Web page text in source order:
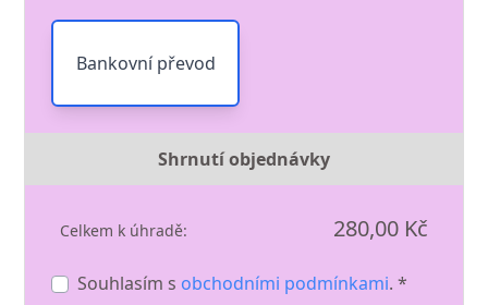
Bankovní převod
Shrnutí objednávky
Celkem k úhradě: 280,00 Kč
Souhlasím s obchodními podmínkami. *